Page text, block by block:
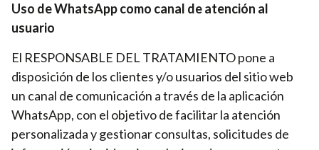
Uso de WhatsApp como canal de atención al
usuario
El RESPONSABLE DEL TRATAMIENTO pone a
disposición de los clientes y/o usuarios del sitio web
un canal de comunicación a través de la aplicación
WhatsApp, con el objetivo de facilitar la atención
personalizada y gestionar consultas, solicitudes de